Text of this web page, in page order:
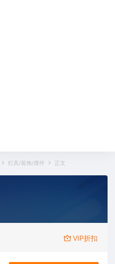
灯具/装饰/摆件 正文
VIP折扣